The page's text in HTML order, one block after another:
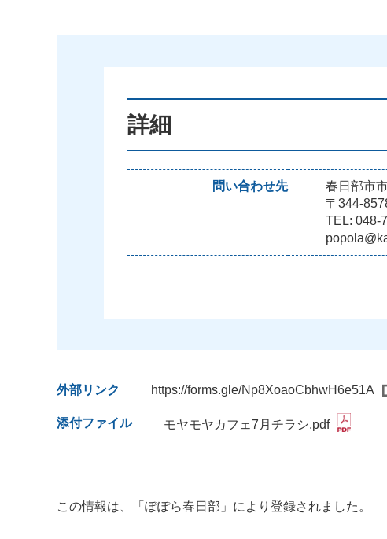
詳細
問い合わせ先
春日部市
〒344-
TEL: 048-
外部リンク https://forms.gle/Np8XoaoCbhwH6e51A
添付ファイル モヤモヤカフェ7月チラシ.pdf
この情報は、「ぽぽら春日部」により登録されました。